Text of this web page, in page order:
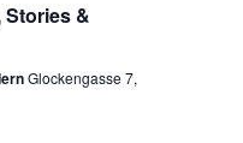
&
Glockengasse 7,